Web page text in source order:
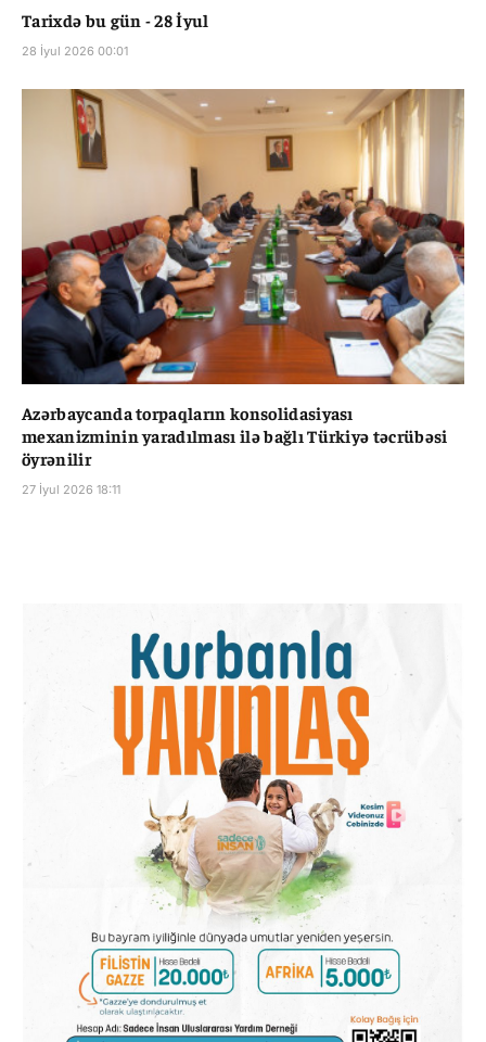
Tarixdə bu gün - 28 İyul
28 İyul 2026 00:01
Azərbaycanda torpaqların konsolidasiyası
mexanizminin yaradılması ilə bağlı Türkiyə təcrübəsi
öyrənilir
27 İyul 2026 18:11